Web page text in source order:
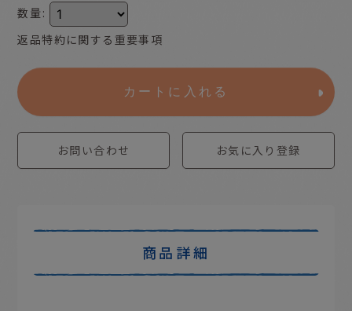
数量 :
返品特約に関する重要事項
カートに入れる
お問い合わせ お気に入り登録
商品詳細